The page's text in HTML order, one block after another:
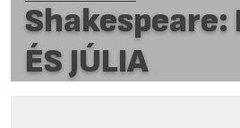
Shakespeare:
ÉS JÚLIA